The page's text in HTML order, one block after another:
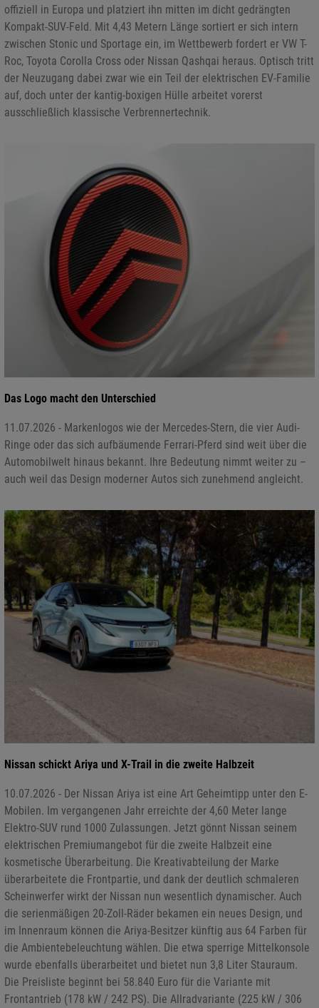
offiziell in Europa und platziert ihn mitten im dicht gedrängten
Kompakt-SUV-Feld. Mit 4,43 Metern Länge sortiert er sich intern
zwischen Stonic und Sportage ein, im Wettbewerb fordert er VW T-
Roc, Toyota Corolla Cross oder Nissan Qashqai heraus. Optisch tritt
der Neuzugang dabei zwar wie ein Teil der elektrischen EV-Familie
auf, doch unter der kantig-boxigen Hülle arbeitet vorerst
ausschließlich klassische Verbrennertechnik.
Das Logo macht den Unterschied
11.07.2026 - Markenlogos wie der Mercedes-Stern, die vier Audi-
Ringe oder das sich aufbäumende Ferrari-Pferd sind weit über die
Automobilwelt hinaus bekannt. Ihre Bedeutung nimmt weiter zu –
auch weil das Design moderner Autos sich zunehmend angleicht.
Nissan schickt Ariya und X-Trail in die zweite Halbzeit
10.07.2026 - Der Nissan Ariya ist eine Art Geheimtipp unter den E-
Mobilen. Im vergangenen Jahr erreichte der 4,60 Meter lange
Elektro-SUV rund 1000 Zulassungen. Jetzt gönnt Nissan seinem
elektrischen Premiumangebot für die zweite Halbzeit eine
kosmetische Überarbeitung. Die Kreativabteilung der Marke
überarbeitete die Frontpartie, und dank der deutlich schmaleren
Scheinwerfer wirkt der Nissan nun wesentlich dynamischer. Auch
die serienmäßigen 20-Zoll-Räder bekamen ein neues Design, und
im Innenraum können die Ariya-Besitzer künftig aus 64 Farben für
die Ambientebeleuchtung wählen. Die etwa sperrige Mittelkonsole
wurde ebenfalls überarbeitet und bietet nun 3,8 Liter Stauraum.
Die Preisliste beginnt bei 58.840 Euro für die Variante mit
Frontantrieb (178 kW / 242 PS). Die Allradvariante (225 kW / 306